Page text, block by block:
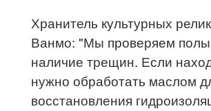
Хранитель культурных
Ванмо: "Мы проверяем
наличие трещин. Если
нужно обработать маслом
восстановления